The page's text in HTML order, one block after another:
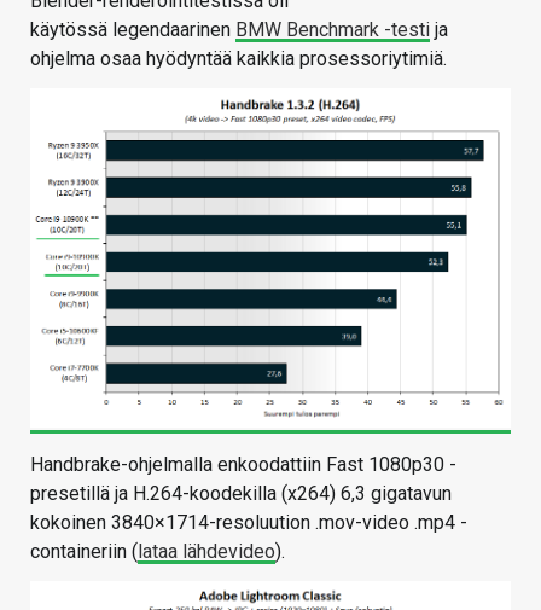
käytössä legendaarinen BMW Benchmark -testi ja
ohjelma osaa hyödyntää kaikkia prosessoriytimiä.
Handbrake-ohjelmalla enkoodattiin Fast 1080p30 -
presetillä ja H.264-koodekilla (x264) 6,3 gigatavun
kokoinen 3840×1714-resoluution .mov-video .mp4 -
containeriin ( lataa lähdevideo).